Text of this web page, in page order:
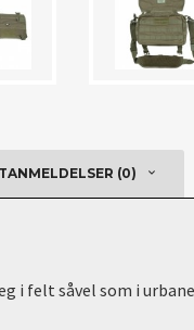
(0)
i felt såvel som i